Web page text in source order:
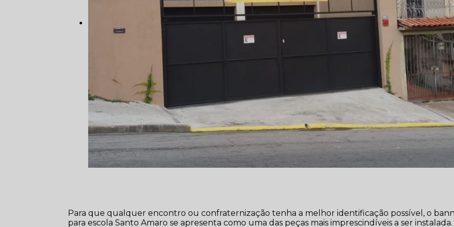
Para que qualquer encontro ou confraternização tenha a melhor identificação possível, o
para escola Santo Amaro se apresenta como uma das peças mais imprescindíveis a ser instalada.